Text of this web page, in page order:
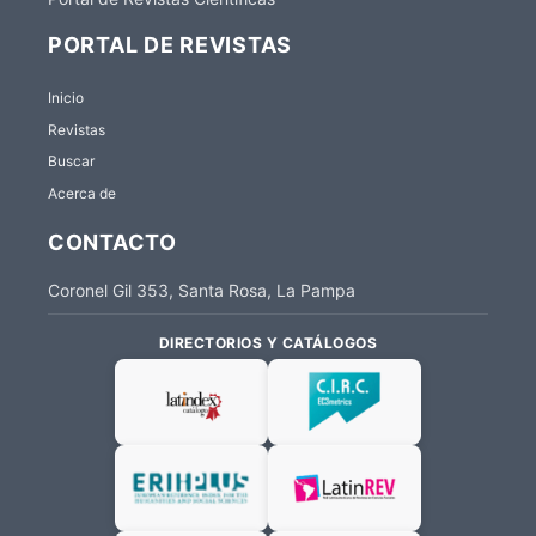
PORTAL DE REVISTAS
Inicio
Revistas
Buscar
Acerca de
CONTACTO
Coronel Gil 353, Santa Rosa, La Pampa
DIRECTORIOS Y CATÁLOGOS